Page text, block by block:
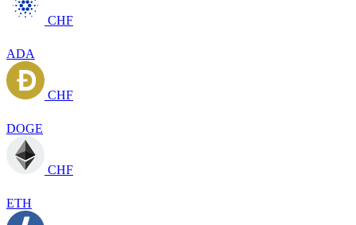
CHF
ADA
CHF
DOGE
CHF
ETH